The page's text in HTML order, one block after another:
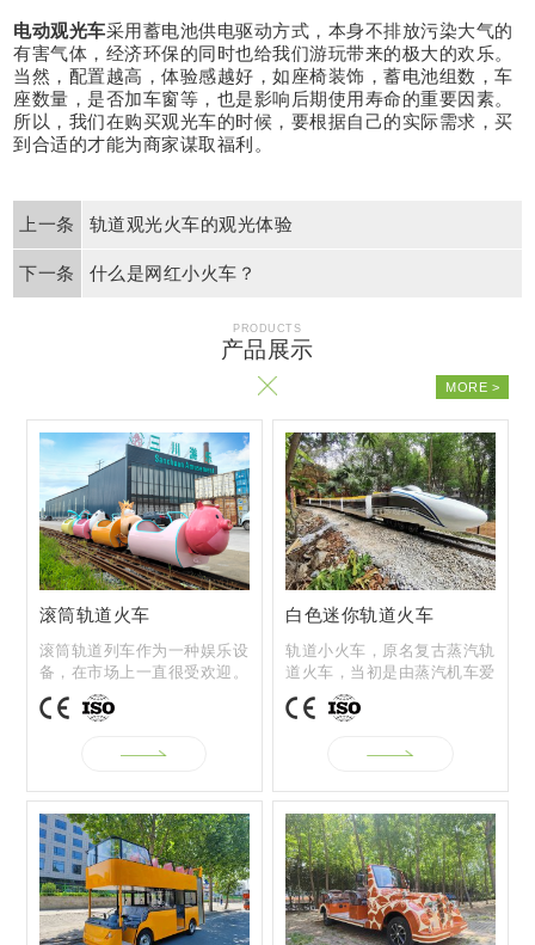
电动观光车采用蓄电池供电驱动方式，本身不排放污染大气的
有害气体，经济环保的同时也给我们游玩带来的极大的欢乐。
当然，配置越高，体验感越好，如座椅装饰，蓄电池组数，车
座数量，是否加车窗等，也是影响后期使用寿命的重要因素。
所以，我们在购买观光车的时候，要根据自己的实际需求，买
到合适的才能为商家谋取福利。
轨道观光火车的观光体验
什么是网红小火车？
产品展示
滚筒轨道火车
滚筒轨道列车作为一种娱乐设
备，在市场上一直很受欢迎。
它有自己的...
白色迷你轨道火车
轨道小火车，原名复古蒸汽轨
道火车，当初是由蒸汽机车爱
好者开发和...